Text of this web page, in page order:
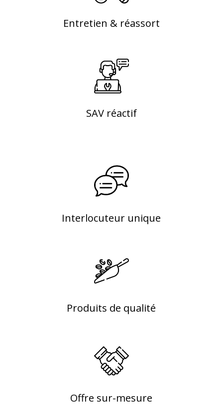
Entretien & réassort
SAV réactif
Interlocuteur unique
Produits de qualité
Offre sur-mesure